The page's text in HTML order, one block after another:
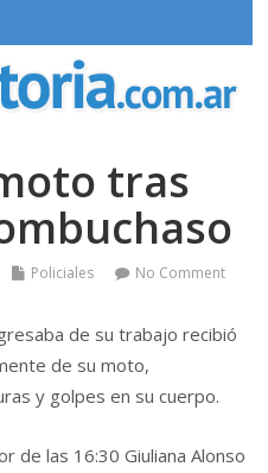
tras
Policiales No Comment
de su trabajo recibió
de su moto,
y golpes en su cuerpo.
de las 16:30 Giuliana Alonso